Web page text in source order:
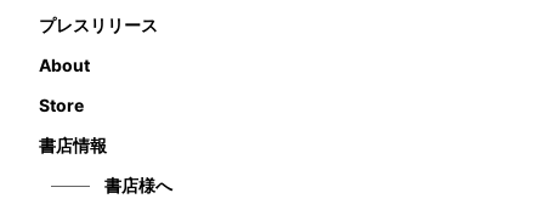
プレスリリース
About
Store
書店情報
書店様へ